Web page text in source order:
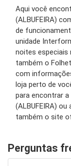
Aqui você
(ALBUFEIRA)
de
unidade
noites especiais
também o
com
loja perto de
para encontrar
(ALBUFEIRA)
também o site
Perguntas